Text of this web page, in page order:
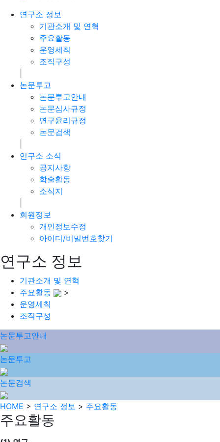
연구소 정보
기관소개 및 연혁
주요활동
운영세칙
조직구성
논문투고
논문투고안내
논문심사규정
연구윤리규정
논문검색
연구소 소식
공지사항
학술활동
소식지
회원정보
개인정보수정
아이디/비밀번호찾기
연구소 정보
기관소개 및 연혁
주요활동
>
운영세칙
조직구성
논문투고안내
논문투고
논문검색
HOME > 연구소 정보 > 주요활동
주요활동